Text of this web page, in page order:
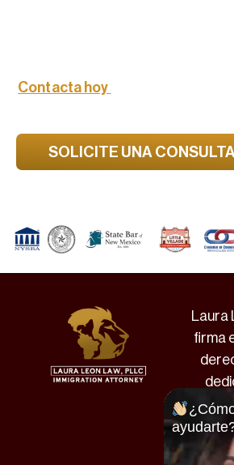
Contacta hoy
SOLICITE UNA CONSULTA
Laura
firma
y